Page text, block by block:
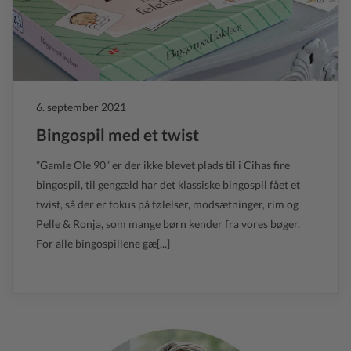
6. september 2021
Bingospil med et twist
”Gamle Ole 90” er der ikke blevet plads til i Cihas fire
bingospil, til gengæld har det klassiske bingospil fået et
twist, så der er fokus på følelser, modsætninger, rim og
Pelle & Ronja, som mange børn kender fra vores bøger.
For alle bingospillene gæ[...]